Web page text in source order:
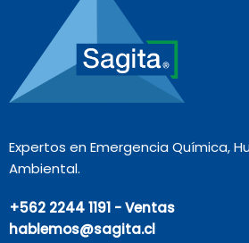
Expertos en Emergencia Química,
Ambiental.
+562 2244 1191 - Ventas
hablemos@sagita.cl